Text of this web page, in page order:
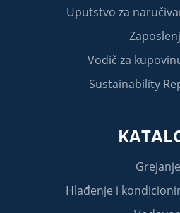
Uputstvo za
Vodič za
Sustainability
Grejanje
Hlađenje i